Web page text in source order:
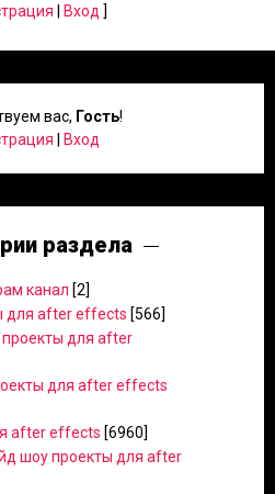
Вход ]
вас, Гость!
Вход
раздела
канал [2]
для after effects [566]
проекты для after
для after effects
after effects [6960]
шоу проекты для after